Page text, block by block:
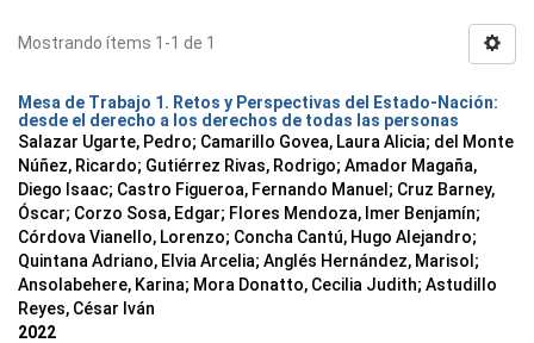
Mostrando ítems 1-1 de 1
Mesa de Trabajo 1. Retos y Perspectivas del Estado-Nación:
desde el derecho a los derechos de todas las personas
Salazar Ugarte, Pedro; Camarillo Govea, Laura Alicia; del Monte
Núñez, Ricardo; Gutiérrez Rivas, Rodrigo; Amador Magaña,
Diego Isaac; Castro Figueroa, Fernando Manuel ; Cruz Barney,
Óscar; Corzo Sosa, Edgar; Flores Mendoza, Imer Benjamín;
Córdova Vianello, Lorenzo; Concha Cantú, Hugo Alejandro;
Quintana Adriano, Elvia Arcelia; Anglés Hernández, Marisol ;
Ansolabehere, Karina; Mora Donatto, Cecilia Judith; Astudillo
Reyes, César Iván
2022